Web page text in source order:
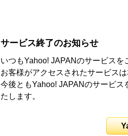
サービス終了のお知らせ
いつもYahoo! JAPANのサービス
お客様がアクセスされたサービス
今後ともYahoo! JAPANのサービ
たします。